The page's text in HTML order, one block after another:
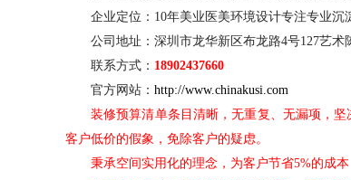
企业定位： 10年美业医美环境设计专注专业沉
公司地址：深圳市龙华新区布龙路4号127艺术
联系方式： 18902437660
官方网站： http://www.chinakusi.com
装修预算清单条目清晰，无重复、无漏项，
客户低价的假象，免除客户的疑虑。
秉承空间实用化的理念，为客户节省5%的成本